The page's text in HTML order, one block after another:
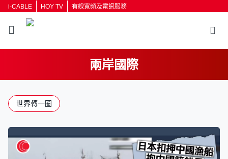
i-CABLE HOY TV 有線寬頻及電訊服務
兩岸國際
世界轉一圈